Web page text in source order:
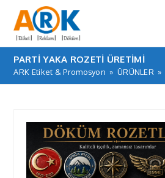
PARTI YAKA ROZETI ÜRETIMI
ARK Etiket & Promosyon » ÜRÜNLER »